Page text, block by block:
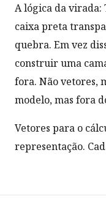
A lógica da
caixa preta
quebra. Em vez
construir uma
fora. Não vetores,
modelo, mas fora
Vetores para o
representação.